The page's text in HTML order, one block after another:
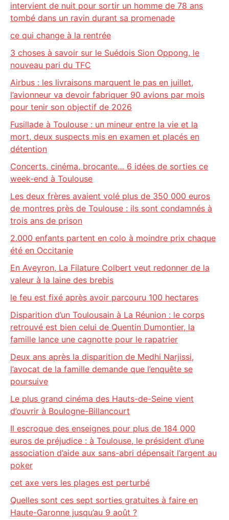
intervient de nuit pour sortir un homme de 78 ans
tombé dans un ravin durant sa promenade
ce qui change à la rentrée
3 choses à savoir sur le Suédois Sion Oppong, le
nouveau pari du TFC
Airbus : les livraisons marquent le pas en juillet,
l’avionneur va devoir fabriquer 90 avions par mois
pour tenir son objectif de 2026
Fusillade à Toulouse : un mineur entre la vie et la
mort, deux suspects mis en examen et placés en
détention
Concerts, cinéma, brocante… 6 idées de sorties ce
week-end à Toulouse
Les deux frères avaient volé plus de 350 000 euros
de montres près de Toulouse : ils sont condamnés à
trois ans de prison
2.000 enfants partent en colo à moindre prix chaque
été en Occitanie
En Aveyron, La Filature Colbert veut redonner de la
valeur à la laine des brebis
le feu est fixé après avoir parcouru 100 hectares
Disparition d’un Toulousain à La Réunion : le corps
retrouvé est bien celui de Quentin Dumontier, la
famille lance une cagnotte pour le rapatrier
Deux ans après la disparition de Medhi Narjissi,
l’avocat de la famille demande que l’enquête se
poursuive
Le plus grand cinéma des Hauts-de-Seine vient
d’ouvrir à Boulogne-Billancourt
Il escroque des enseignes pour plus de 184 000
euros de préjudice : à Toulouse, le président d’une
association d’aide aux sans-abri dépensait l’argent au
poker
cet axe vers les plages est perturbé
Quelles sont ces sept sorties gratuites à faire en
Haute-Garonne jusqu’au 9 août ?